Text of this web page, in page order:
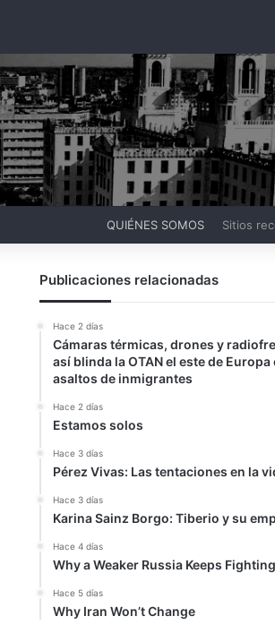
QUIÉNES SOMOS Sitios
Publicaciones relacionadas
Hace 2 días
Cámaras térmicas, drones y
así blinda la OTAN el este de
asaltos de inmigrantes
Hace 2 días
Estamos solos
Hace 3 días
Pérez Vivas: Las tentaciones en la
Hace 3 días
Karina Sainz Borgo: Tiberio y su
Hace 4 días
Why a Weaker Russia Keeps Fighting
Hace 5 días
Why Iran Won’t Change